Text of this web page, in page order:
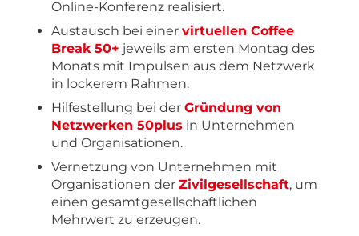
Online-Konferenz realisiert.
Austausch bei einer virtuellen Coffee
Break 50+ jeweils am ersten Montag des
Monats mit Impulsen aus dem Netzwerk
in lockerem Rahmen.
Hilfestellung bei der Gründung von
Netzwerken 50plus in Unternehmen
und Organisationen.
Vernetzung von Unternehmen mit
Organisationen der Zivilgesellschaft, um
einen gesamtgesellschaftlichen
Mehrwert zu erzeugen.